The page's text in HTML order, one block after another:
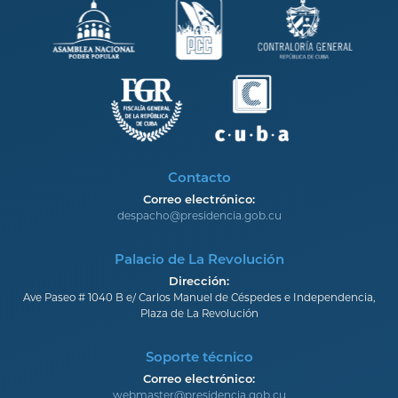
Contacto
Correo electrónico:
despacho@presidencia.gob.cu
Palacio de La Revolución
Dirección:
Ave Paseo # 1040 B e/ Carlos Manuel de Céspedes e Independencia,
Plaza de La Revolución
Soporte técnico
Correo electrónico:
webmaster@presidencia.gob.cu